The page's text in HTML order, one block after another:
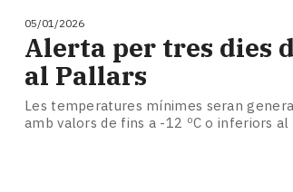
05/01/2026
Alerta per tres dies
al Pallars
Les temperatures mínimes seran
amb valors de fins a -12 ºC o inferiors al